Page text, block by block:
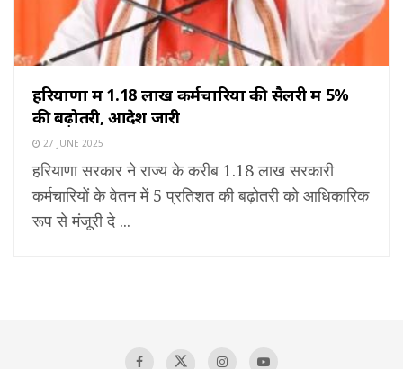
हरियाणा में 1.18 लाख कर्मचारियों की सैलरी में 5%
की बढ़ोतरी, आदेश जारी
27 JUNE 2025
हरियाणा सरकार ने राज्य के करीब 1.18 लाख सरकारी
कर्मचारियों के वेतन में 5 प्रतिशत की बढ़ोतरी को आधिकारिक
रूप से मंजूरी दे ...